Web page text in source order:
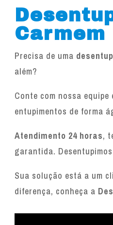
Carmem
Precisa de uma
além?
Conte com nossa
entupimentos de forma
Atendimento 24 horas,
garantida.
Sua solução está a um
diferença, conheça a